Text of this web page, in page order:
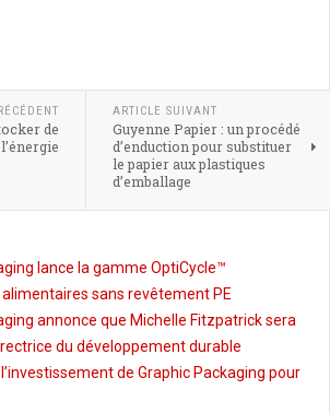
de
l’énergie
ARTICLE SUIVANT
Guyenne Papier : un procédé
d’enduction pour substituer
le papier aux plastiques
d’emballage
lance la gamme OptiCycle™
sans revêtement PE
annonce que Michelle Fitzpatrick sera
du développement durable
de Graphic Packaging pour